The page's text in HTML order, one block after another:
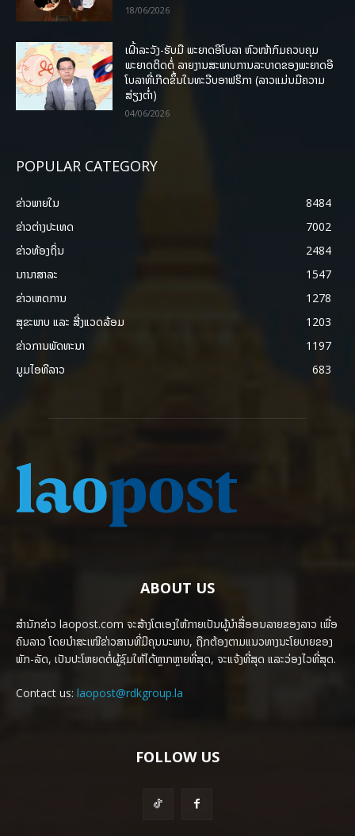
18/06/2026
ເຝົ້າລະວັງ-ຮັບມື ພະຍາດອີໂບລາ ຫົວໜ້າກົມຄວບຄຸມ
ພະຍາດຕິດຕໍ່ ລາຍງານສະພາບການລະບາດຂອງພະຍາດອີ
ໂບລາທີ່ເກີດຂຶ້ນໃນທະວີບອາຟຣິກາ (ລາວແມ່ນມີຄວາມ
ສ່ຽງຕໍ່າ)
04/06/2026
POPULAR CATEGORY
ຂ່າວພາຍ​ໃນ
8484
ຂ່າວຕ່າງປະເທດ
7002
ຂ່າວທ້ອງຖິ່ນ
2484
ນານາສາລະ
1547
ຂ່າວເຫດການ
1278
ສຸຂະພາບ ແລະ ສີ່ງແວດລ້ອມ
1203
ຂ່າວການພັດທະນາ
1197
ມູມໄອທີລາວ
683
ABOUT US
ສຳນັກຂ່າວ laopost.com ຈະສ້າງໂຕເອງໃຫ້ກາຍເປັນຜູ້ນຳສື່ອອນລາຍຂອງລາວ ເພື່ອ
ຄົນລາວ ໂດຍນຳສະເໜີຂ່າວສານທີ່ມີຄຸນນະພາບ, ຖືກຕ້ອງຕາມແນວທາງນະໂຍບາຍຂອງ
ພັກ-ລັດ, ເປັນປະໂຫຍດຕໍ່ຜູ້ຊົມໃຫ້ໄດ້ຫຼາກຫຼາຍທີ່ສຸດ, ຈະແຈ້ງທີ່ສຸດ ແລະວ່ອງໄວທີ່ສຸດ.
Contact us: laopost@rdkgroup.la
FOLLOW US